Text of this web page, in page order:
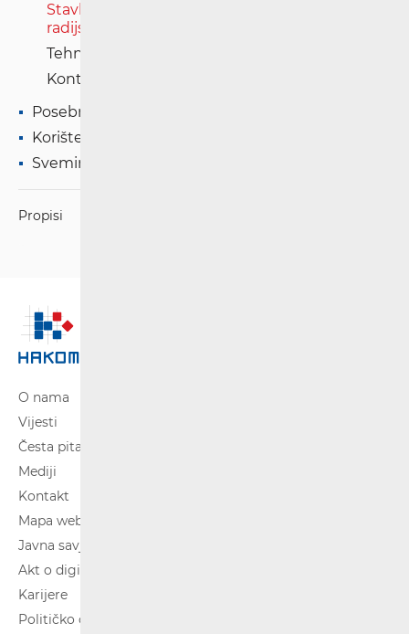
Stavljanje na tržište i/ili stavljanje u pogon
radijske opreme
Tehničke specifikacije sučelja
Kontakt
Posebna ovlaštenja
Korištenje WAS/RLAN radijske opreme
Svemirske radijske komunikacije
Propisi
O nama
Vijesti
Česta pitanja
Mediji
Kontakt
Mapa weba
Javna savjetovanja
Akt o digitalnim uslugama
Karijere
Političko oglašavanje